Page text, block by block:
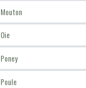
Mouton
Oie
Poney
Poule